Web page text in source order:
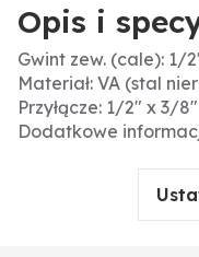
Opis i
Gwint zew. (cale): 1/
Materiał: VA (stal
Przyłącze: 1/2" x 3/8"
Dodatkowe